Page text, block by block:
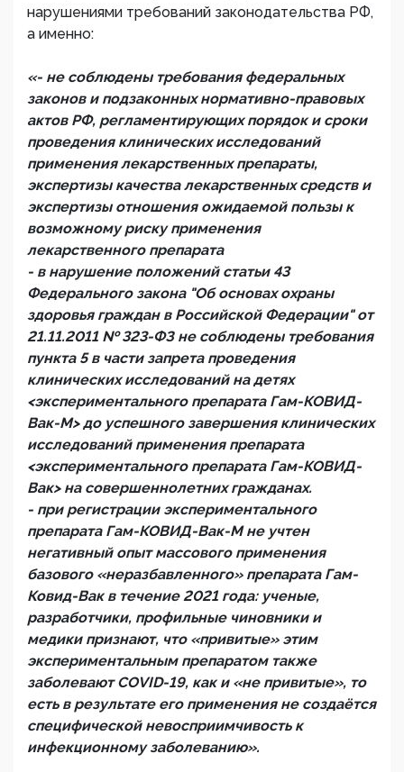
нарушениями требований законодательства РФ,
а именно:
«- не соблюдены требования федеральных
законов и подзаконных нормативно-правовых
актов РФ, регламентирующих порядок и сроки
проведения клинических исследований
применения лекарственных препараты,
экспертизы качества лекарственных средств и
экспертизы отношения ожидаемой пользы к
возможному риску применения
лекарственного препарата
- в нарушение положений статьи 43
Федерального закона "Об основах охраны
здоровья граждан в Российской Федерации" от
21.11.2011 № 323-ФЗ не соблюдены требования
пункта 5 в части запрета проведения
клинических исследований на детях
<экспериментального препарата Гам-КОВИД-
Вак-М> до успешного завершения клинических
исследований применения препарата
<экспериментального препарата Гам-КОВИД-
Вак> на совершеннолетних гражданах.
- при регистрации экспериментального
препарата Гам-КОВИД-Вак-М не учтен
негативный опыт массового применения
базового «неразбавленного» препарата Гам-
Ковид-Вак в течение 2021 года: ученые,
разработчики, профильные чиновники и
медики признают, что «привитые» этим
экспериментальным препаратом также
заболевают COVID-19, как и «не привитые», то
есть в результате его применения не создаётся
специфической невосприимчивость к
инфекционному заболеванию».